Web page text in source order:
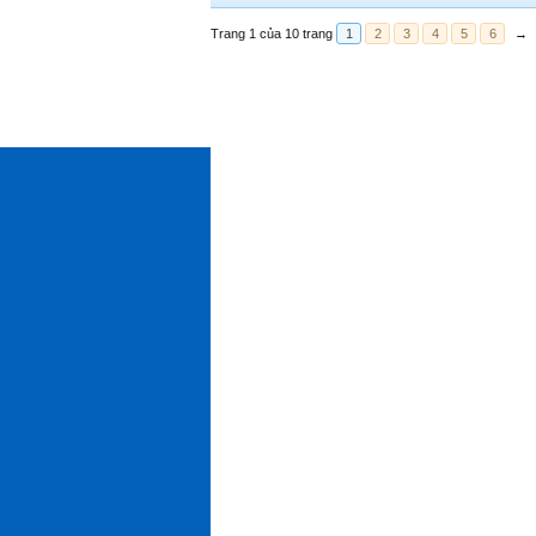
Trang 1 của 10 trang 1 2 3 4 5 6 →